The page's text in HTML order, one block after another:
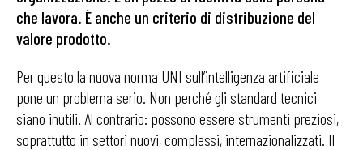
che lavora. È anche un criterio di distribuzione del
valore prodotto.
Per questo la nuova norma UNI sull’intelligenza artificiale
pone un problema serio. Non perché gli standard tecnici
siano inutili. Al contrario: possono essere strumenti preziosi,
soprattutto in settori nuovi, complessi, internazionalizzati. Il